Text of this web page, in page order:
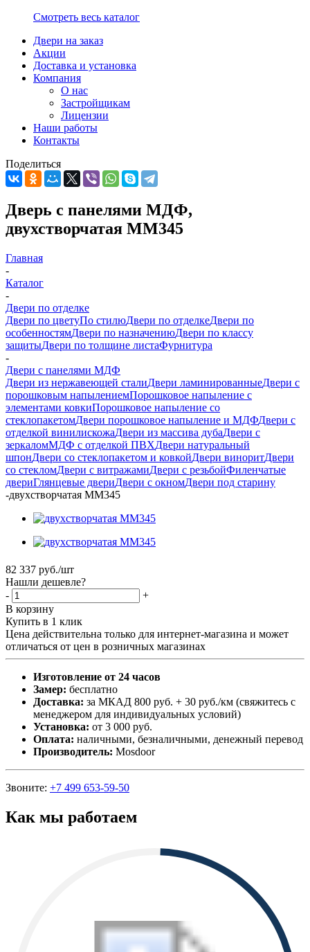
Смотреть весь каталог
Двери на заказ
Акции
Доставка и установка
Компания
О нас
Застройщикам
Лицензии
Наши работы
Контакты
Поделиться
Дверь с панелями МДФ,
двухстворчатая ММ345
Главная
-
Каталог
-
Двери по отделке
Двери по цветуПо стилюДвери по отделкеДвери по
особенностямДвери по назначениюДвери по классу
защитыДвери по толщине листаФурнитура
-
Двери с панелями МДФ
Двери из нержавеющей сталиДвери ламинированныеДвери с
порошковым напылениемПорошковое напыление с
элементами ковкиПорошковое напыление со
стеклопакетомДвери порошковое напыление и МДФДвери с
отделкой винилискожаДвери из массива дубаДвери с
зеркаломМДФ с отделкой ПВХДвери натуральный
шпонДвери со стеклопакетом и ковкойДвери виноритДвери
со стекломДвери с витражамиДвери с резьбойФиленчатые
двериГлянцевые двериДвери с окномДвери под старину
-двухстворчатая ММ345
82 337 руб./шт
Нашли дешевле?
-
+
В корзину
Купить в 1 клик
Цена действительна только для интернет-магазина и может
отличаться от цен в розничных магазинах
Изготовление от 24 часов
Замер: бесплатно
Доставка: за МКАД 800 руб. + 30 руб./км (свяжитесь с
менеджером для индивидуальных условий)
Установка: от 3 000 руб.
Оплата: наличными, безналичными, денежный перевод
Производитель: Mosdoor
Звоните: +7 499 653-59-50
Как мы работаем